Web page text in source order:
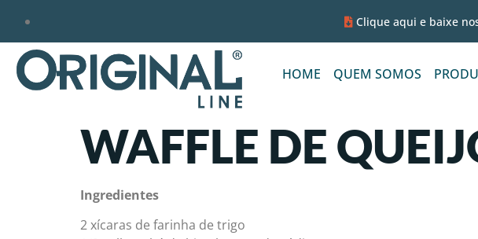
Clique aqui e baixe
HOME QUEM SOMOS
WAFFLE DE
Ingredientes
2 xícaras de farinha de trigo